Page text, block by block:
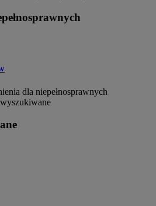
dla niepełnosprawnych